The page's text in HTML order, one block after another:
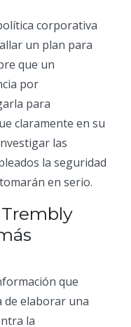
corporativa
un plan para
que un
por
para
claramente en su
las
la seguridad
en serio.
que
de elaborar una
la